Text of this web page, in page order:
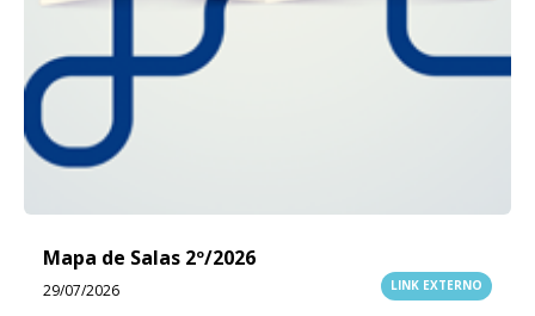
Mapa de Salas 2º/2026
29/07/2026 LINK EXTERNO